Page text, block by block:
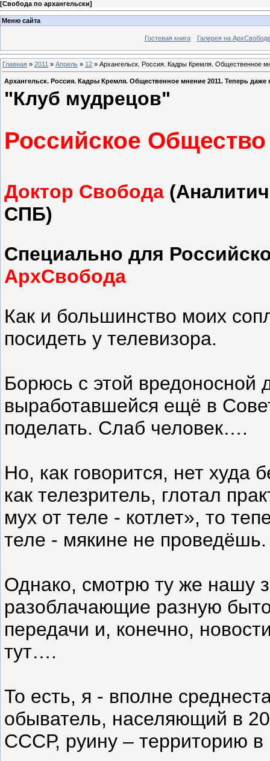
[Свобода по архангельски]
Меню сайта
Гостевая книга Галерея на АрхСвободе
Главная » 2011 » Апрель » 12 » Архангельск. Россия. Кадры Кремля. Общественное
Архангельск. Россия. Кадры Кремля. Общественное мнение 2011. Теперь
"Клуб мудрецов"
Российское
Доктор Свобода
СПБ)
Специально для
АрхСвобода
Как и большинство моих
посидеть у телевизора.
Борюсь с этой вредоносной
выработавшейся ещё в
поделать. Слаб человек….
Но, как говорится, нет худа
как телезритель, глотал
мух от теле - котлет», то
теле - мякине не проведёшь.
Однако, смотрю ту же нашу
разоблачающие разную
передачи и, конечно,
тут….
То есть, я - вполне
обыватель, населяющий в
СССР, руину – территорию